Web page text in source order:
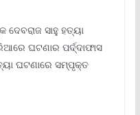
ସାହୁ ହତ୍ୟା
ଘଟଣାର ପର୍ଦ୍ଦାଫାସ
ଘଟଣାରେ ସମ୍ପୃକ୍ତ